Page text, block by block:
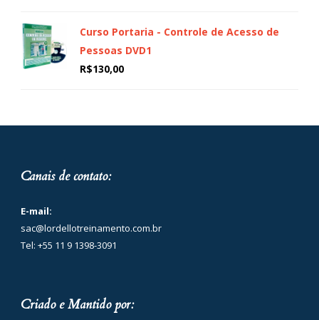
Curso Portaria - Controle de Acesso de
Pessoas DVD1
R$130,00
Canais de contato:
E-mail:
sac@lordellotreinamento.com.br
Tel: +55 11 9 1398-3091
Criado e Mantido por: